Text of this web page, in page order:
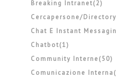
Breaking Intranet(2)
Cercapersone/
Chat E Instant
Chatbot(1)
Community Interne(50)
Comunicazione